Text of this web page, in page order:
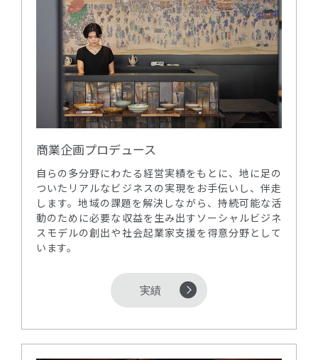
商業企画プロデュース
自らの多分野にわたる経営実績をもとに、地に足の
ついたリアルなビジネスの実現をお手伝いし、伴走
します。地域の課題を解決しながら、持続可能な活
動のために必要な収益を生み出すソーシャルビジネ
スモデルの創出や社会起業家支援を得意分野として
います。
実績